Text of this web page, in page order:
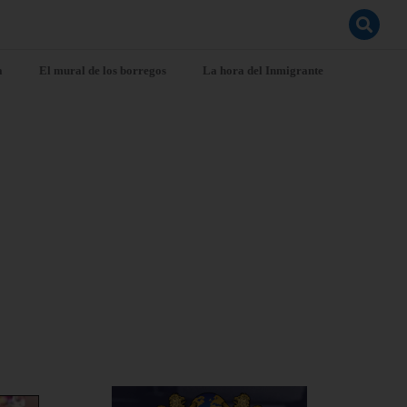
El mural de los borregos La hora del Inmigrante